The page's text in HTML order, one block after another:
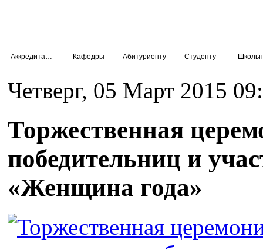
Кафедры Абитуриенту Студенту
Четверг, 05 Март 2015
Торжественная
победительниц и
«Женщина года»